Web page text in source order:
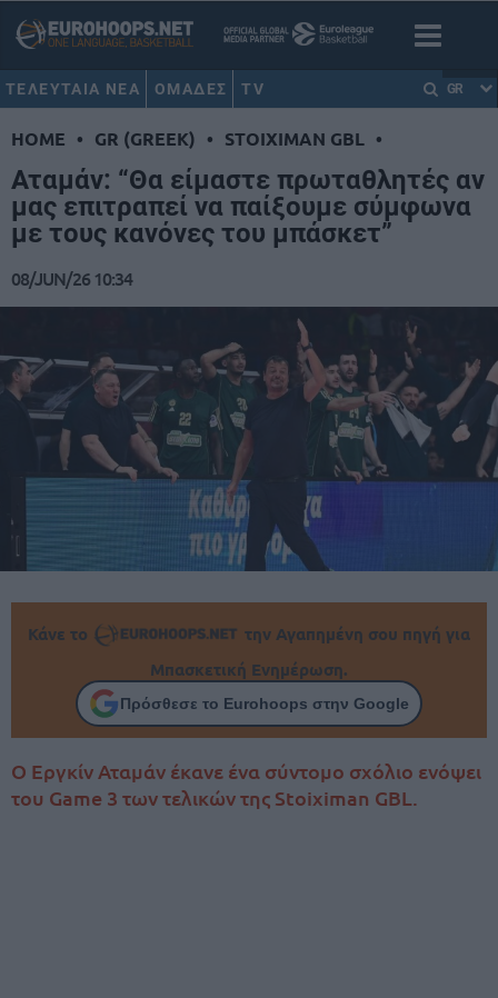
ΤΕΛΕΥΤΑΙΑ ΝΕΑ ΟΜΑΔΕΣ TV GR
HOME • GR (GREEK) • STOIXIMAN GBL •
Αταμάν: “Θα είμαστε πρωταθλητές αν
μας επιτραπεί να παίξουμε σύμφωνα
με τους κανόνες του μπάσκετ”
08/JUN/26 10:34
Κάνε το
την Αγαπημένη σου πηγή για
Μπασκετική Ενημέρωση.
Πρόσθεσε το Eurohoops στην Google
Ο Εργκίν Αταμάν έκανε ένα σύντομο σχόλιο ενόψει
του Game 3 των τελικών της Stoiximan GBL.